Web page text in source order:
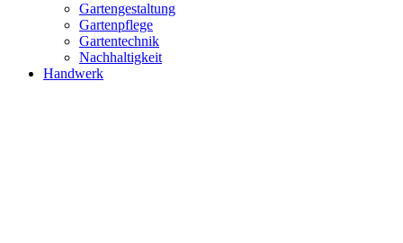
Gartengestaltung
Gartenpflege
Gartentechnik
Nachhaltigkeit
Handwerk